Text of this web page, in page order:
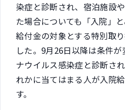
染症と診断され、宿泊施設
た場合についても「入院」
給付金の対象とする特別取
した。9月26日以降は条件
ナウイルス感染症と診断さ
れかに当てはまる人が入院
す。